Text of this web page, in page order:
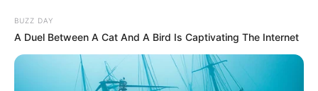
BUZZ DAY
A Duel Between A Cat And A Bird Is Captivating The Internet